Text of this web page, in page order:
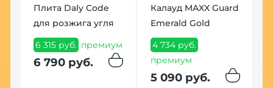
Плита Daly Code
для розжига угля
6 315 руб. премиум
6 790 руб.
Калауд MAXX Guard
Emerald Gold
4 734 руб.
премиум
5 090 руб.